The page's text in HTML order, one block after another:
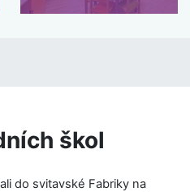
škol
do svitavské Fabriky na